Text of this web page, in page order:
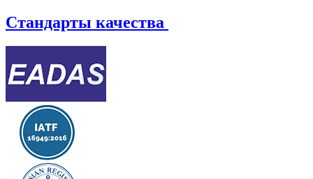
Стандарты качества